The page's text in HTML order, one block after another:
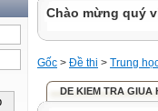
Chào mừng quý
Gốc > Đề thi > Trung
DE KIEM TRA GIUA